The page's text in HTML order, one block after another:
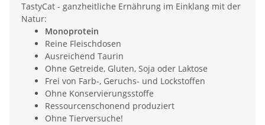
TastyCat - ganzheitliche Ernährung im Einklang mit der
Natur:
Monoprotein
Reine Fleischdosen
Ausreichend Taurin
Ohne Getreide, Gluten, Soja oder Laktose
Frei von Farb-, Geruchs- und Lockstoffen
Ohne Konservierungsstoffe
Ressourcenschonend produziert
Ohne Tierversuche!